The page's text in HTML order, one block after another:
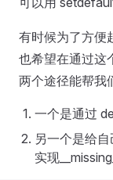
有时候为了方便
也希望在通过这
两个途径能帮我
一个是通过
另一个是给
实现